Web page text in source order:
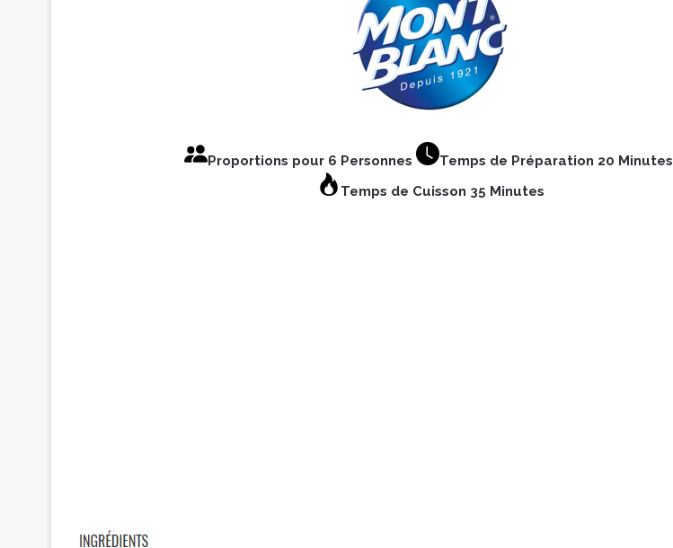
Proportions pour 6 Personnes
Temps de Préparation 20 Minutes
Temps de Cuisson 35 Minutes